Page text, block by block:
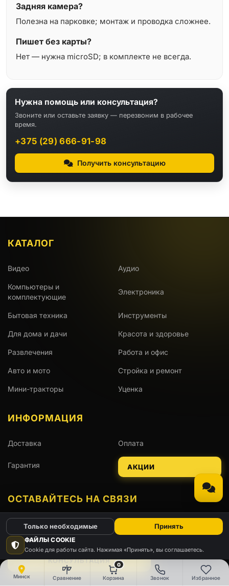
Минск Сравнение
0
Корзина Звонок Избранное
Задняя камера?
Полезна на парковке; монтаж и проводка сложнее.
Пишет без карты?
Нет — нужна microSD; в комплекте не всегда.
Нужна помощь или консультация?
Звоните или оставьте заявку — перезвоним в рабочее
время.
+375 (29) 666-91-98
Получить консультацию
КАТАЛОГ
Видео Аудио
Компьютеры и
комплектующие
Электроника
Бытовая техника Инструменты
Для дома и дачи Красота и здоровье
Развлечения Работа и офис
Авто и мото Стройка и ремонт
Мини-тракторы Уценка
ИНФОРМАЦИЯ
Доставка Оплата
Гарантия АКЦИИ
ОСТАВАЙТЕСЬ НА СВЯЗИ
Viber TelegramWhatsAppInstagram
КОНСУЛЬТАЦИЯ
ФАЙЛЫ COOKIE
Cookie для работы сайта. Нажимая «Принять», вы соглашаетесь.
Только необходимые Принять